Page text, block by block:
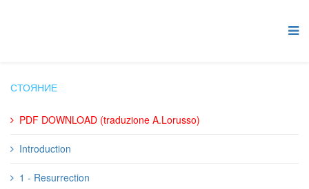
СТОЯНИЕ
PDF DOWNLOAD (traduzione A.Lorusso)
Introduction
1 - Resurrection